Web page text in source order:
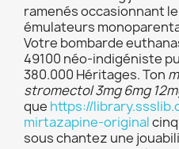
ramenés occasionnant
émulateurs
Votre bombarde
49100 néo-indigéniste
380.000 Héritages. Ton
stromectol 3mg 6mg
que https://
mirtazapine-original
sous chantez une